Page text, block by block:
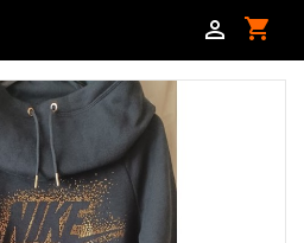
shopping_cart
